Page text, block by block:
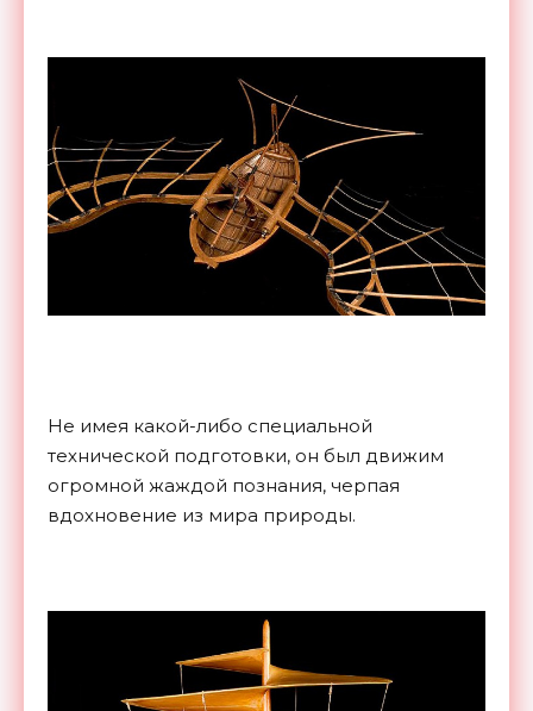
Не имея какой-либо специальной
технической подготовки, он был движим
огромной жаждой познания, черпая
вдохновение из мира природы.